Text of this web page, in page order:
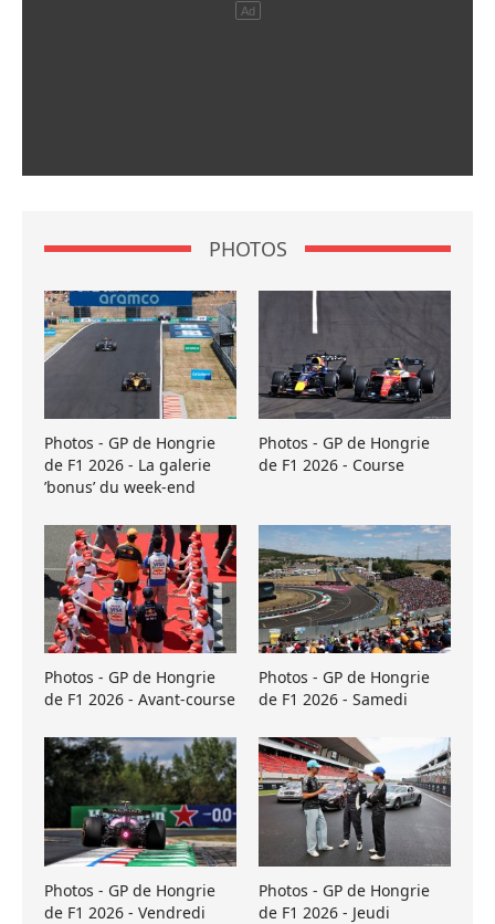
PHOTOS
Photos - GP de Hongrie
de F1 2026 - La galerie
’bonus’ du week-end
Photos - GP de Hongrie
de F1 2026 - Course
Photos - GP de Hongrie
de F1 2026 - Avant-course
Photos - GP de Hongrie
de F1 2026 - Samedi
Photos - GP de Hongrie
de F1 2026 - Vendredi
Photos - GP de Hongrie
de F1 2026 - Jeudi